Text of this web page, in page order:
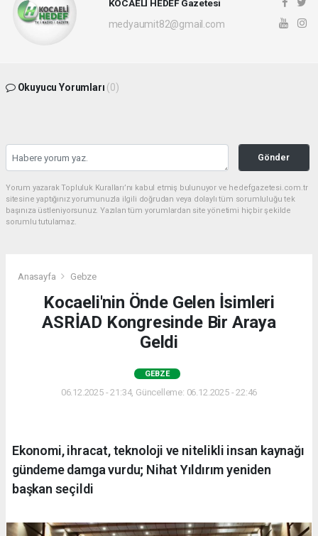
KOCAELİ HEDEF Gazetesi
medyaumit82@gmail.com
Okuyucu Yorumları (0)
Gönder
Yorum yazarak Topluluk Kuralları’nı kabul etmiş bulunuyor ve hedefgazetesi.com.tr
sitesine yaptığınız yorumunuzla ilgili doğrudan veya dolaylı tüm sorumluluğu tek
başınıza üstleniyorsunuz. Yazılan tüm yorumlardan site yönetimi hiçbir şekilde
sorumlu tutulamaz.
Anasayfa Gebze
Kocaeli'nin Önde Gelen İsimleri
ASRİAD Kongresinde Bir Araya
Geldi
GEBZE
06.12.2025 - 21:34, Güncelleme: 06.12.2025 - 22:46
Ekonomi, ihracat, teknoloji ve nitelikli insan kaynağı
gündeme damga vurdu; Nihat Yıldırım yeniden
başkan seçildi